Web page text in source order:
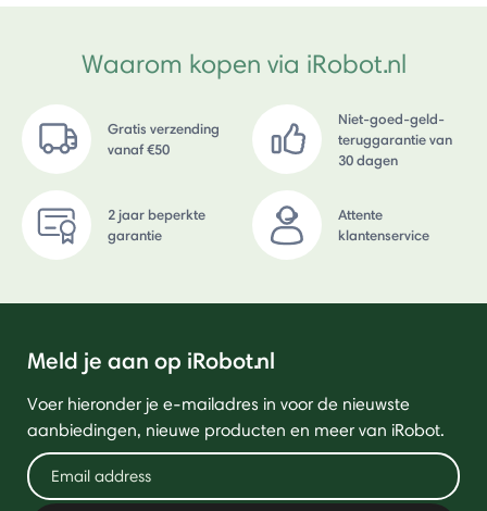
Waarom kopen via iRobot.nl
Gratis verzending
vanaf €50
Niet-goed-geld-
teruggarantie van
30 dagen
2 jaar beperkte
garantie
Attente
klantenservice
Meld je aan op iRobot.nl
Voer hieronder je e-mailadres in voor de nieuwste
aanbiedingen, nieuwe producten en meer van iRobot.